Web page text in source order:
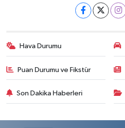
Hava Durumu
Puan Durumu ve Fikstür
Son Dakika Haberleri